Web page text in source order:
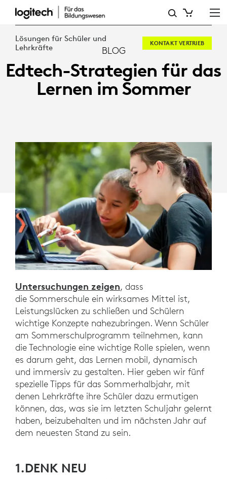
EDTECH-
STRATEGIEN
FÜR
DAS
LERNEN
Lösungen für Schüler und
Lehrkräfte
KONTAKT VERTRIEB
BLOG
Edtech-Strategien für das
Lernen im Sommer
Fünf Ideen für Pädagogen, um großartige
Sommerschulprogramme zu entwickeln
Untersuchungen zeigen, dass
die Sommerschule ein wirksames Mittel ist,
Leistungslücken zu schließen und Schülern
wichtige Konzepte nahezubringen. Wenn Schüler
am Sommerschulprogramm teilnehmen, kann
die Technologie eine wichtige Rolle spielen, wenn
es darum geht, das Lernen mobil, dynamisch
und immersiv zu gestalten. Hier geben wir fünf
spezielle Tipps für das Sommerhalbjahr, mit
denen Lehrkräfte ihre Schüler dazu ermutigen
können, das, was sie im letzten Schuljahr gelernt
haben, beizubehalten und im nächsten Jahr auf
dem neuesten Stand zu sein.
1.DENK NEU